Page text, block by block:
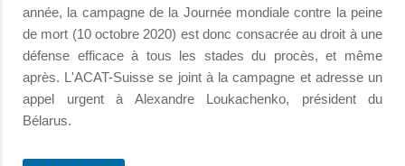
année, la campagne de la Journée mondiale contre la peine
de mort (10 octobre 2020) est donc consacrée au droit à une
défense efficace à tous les stades du procès, et même
après. L'ACAT-Suisse se joint à la campagne et adresse un
appel urgent à Alexandre Loukachenko, président du
Bélarus.